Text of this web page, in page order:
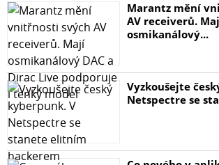
Pro fanoušky fotbalových legend
Cristiano Ronaldo patří mezi
fotbalisty všech dob. Během své kariéry
domácích i mezinárodních trofejí a stal
odhodlání, disciplíny a vítězné
skvělou poctou jeho mimořádné
Obsah balení
LEGO® model inspirovaný Cristianem
Marantz mění
AV receiverů.
osmikanálový...
Vyzkoušejte
Netspectre se